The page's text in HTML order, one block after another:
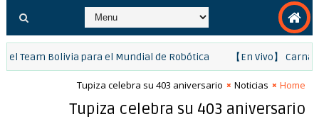
【En Vivo】
el Team Bolivia para el Mundial de Robótica
Home
Noticias
Tupiza celebra su 403 aniversario
Tupiza celebra su 403 aniversario